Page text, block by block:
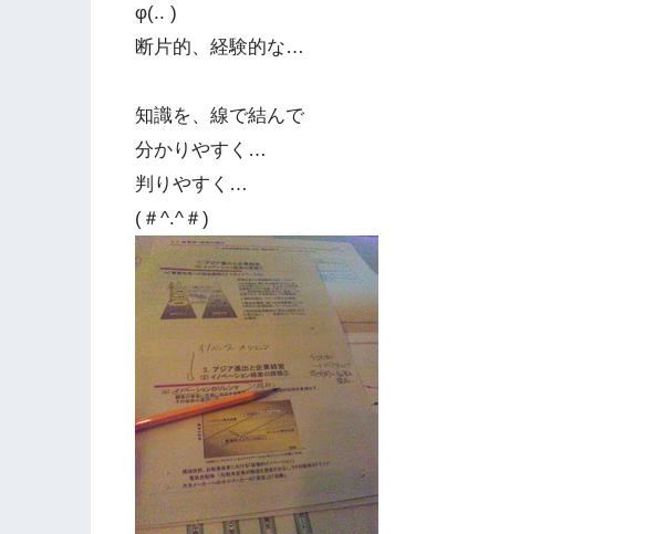
φ(.. )
断片的、経験的な…
知識を、線で結んで
分かりやすく…
判りやすく…
(＃^.^＃)